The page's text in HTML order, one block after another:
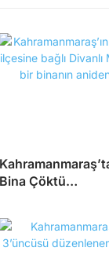
Bina Çöktü…